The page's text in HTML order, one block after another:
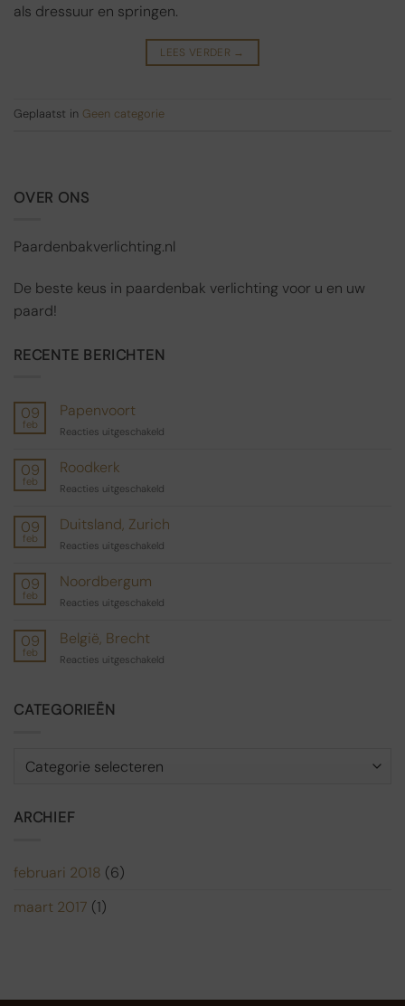
als dressuur en springen.
LEES VERDER →
Geplaatst in Geen categorie
OVER ONS
Paardenbakverlichting.nl
De beste keus in paardenbak verlichting voor u en uw
paard!
RECENTE BERICHTEN
09
feb
Papenvoort
Reacties uitgeschakeld
09
feb
Roodkerk
Reacties uitgeschakeld
09
feb
Duitsland, Zurich
Reacties uitgeschakeld
09
feb
Noordbergum
Reacties uitgeschakeld
09
feb
België, Brecht
Reacties uitgeschakeld
CATEGORIEËN
Categorieën
ARCHIEF
februari 2018 (6)
maart 2017 (1)